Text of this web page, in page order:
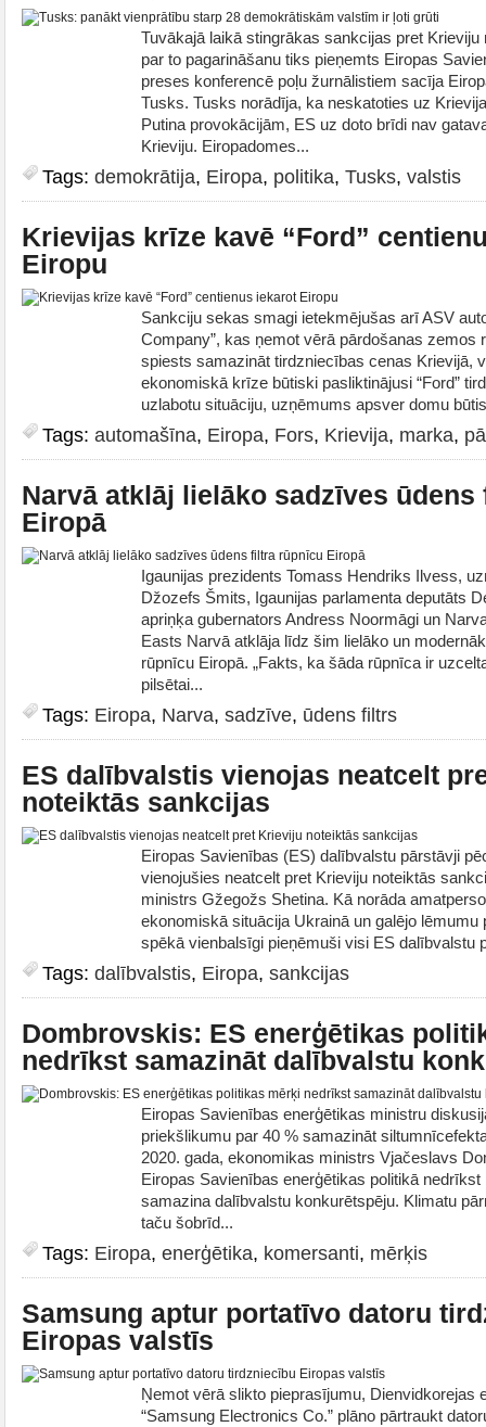
Tuvākajā laikā stingrākas sankcijas pret
par to pagarināšanu tiks pieņemts Eiropas
preses konferencē poļu žurnālistiem sacīja
Tusks. Tusks norādīja, ka neskatoties uz
Putina provokācijām, ES uz doto brīdi nav
Krieviju. Eiropadomes...
Tags: demokrātija, Eiropa, politika, Tusks, valstis
Krievijas krīze kavē “Ford”
Eiropu
Sankciju sekas smagi ietekmējušas arī ASV
Company”, kas ņemot vērā pārdošanas zemos
spiests samazināt tirdzniecības cenas Krievijā,
ekonomiskā krīze būtiski pasliktinājusi “Ford”
uzlabotu situāciju, uzņēmums apsver domu
Tags: automašīna, Eiropa, Fors, Krievija, marka,
Narvā atklāj lielāko sadzīves
Eiropā
Igaunijas prezidents Tomass Hendriks Ilvess,
Džozefs Šmits, Igaunijas parlamenta deputāts
apriņķa gubernators Andress Noormāgi un
Easts Narvā atklāja līdz šim lielāko un
rūpnīcu Eiropā. „Fakts, ka šāda rūpnīca ir
pilsētai...
Tags: Eiropa, Narva, sadzīve, ūdens filtrs
ES dalībvalstis vienojas neatcelt
noteiktās sankcijas
Eiropas Savienības (ES) dalībvalstu pārstāvji
vienojušies neatcelt pret Krieviju noteiktās
ministrs Gžegožs Shetina. Kā norāda
ekonomiskā situācija Ukrainā un galējo lēmumu
spēkā vienbalsīgi pieņēmuši visi ES dalībvalstu
Tags: dalībvalstis, Eiropa, sankcijas
Dombrovskis: ES enerģētikas
nedrīkst samazināt dalībvalstu
Eiropas Savienības enerģētikas ministru
priekšlikumu par 40 % samazināt
2020. gada, ekonomikas ministrs Vjačeslavs
Eiropas Savienības enerģētikas politikā
samazina dalībvalstu konkurētspēju. Klimatu
taču šobrīd...
Tags: Eiropa, enerģētika, komersanti, mērķis
Samsung aptur portatīvo datoru
Eiropas valstīs
Ņemot vērā slikto pieprasījumu, Dienvidkorejas
“Samsung Electronics Co.” plāno pārtraukt